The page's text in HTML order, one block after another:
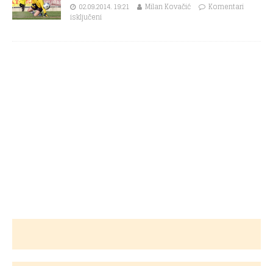
02.09.2014. 19:21 Milan Kovačić
Komentari
isključeni